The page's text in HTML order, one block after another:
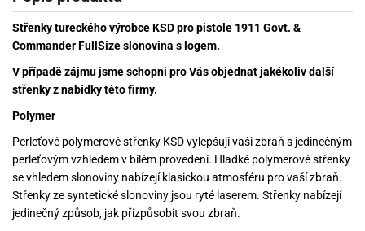
Střenky tureckého výrobce KSD pro pistole 1911 Govt. &
Commander FullSize slonovina s logem.
V případě zájmu jsme schopni pro Vás objednat jakékoliv další
střenky z nabídky této firmy.
Polymer
Perleťové polymerové střenky KSD vylepšují vaši zbraň s jedinečným
perleťovým vzhledem v bílém provedení. Hladké polymerové střenky
se vhledem slonoviny nabízejí klasickou atmosféru pro vaší zbraň.
Střenky ze syntetické slonoviny jsou ryté laserem. Střenky nabízejí
jedinečný způsob, jak přizpůsobit svou zbraň.